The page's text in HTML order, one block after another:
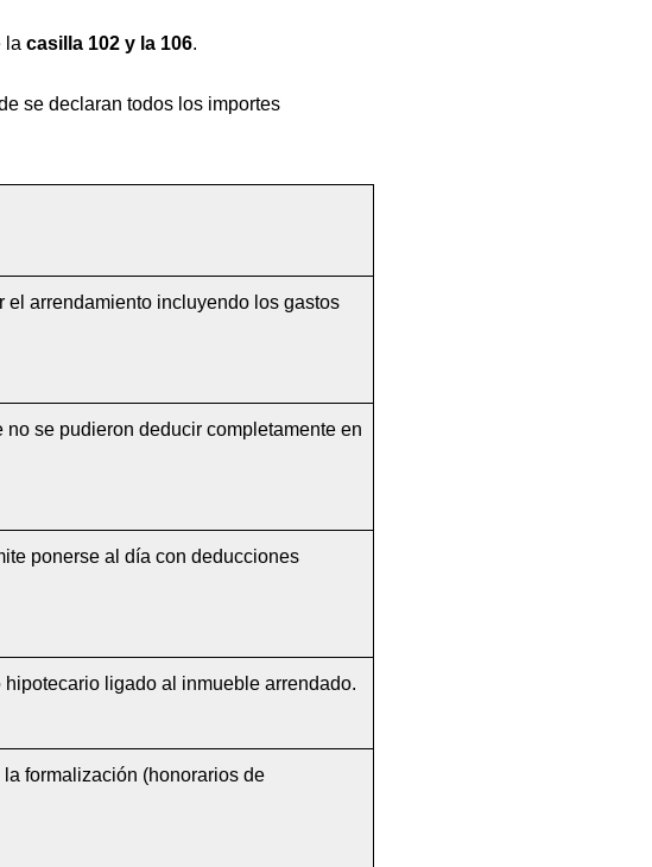
la casilla 102 y la 106.
se declaran todos los importes
el arrendamiento incluyendo los gastos
se pudieron deducir completamente en
ponerse al día con deducciones
hipotecario ligado al inmueble arrendado.
formalización (honorarios de